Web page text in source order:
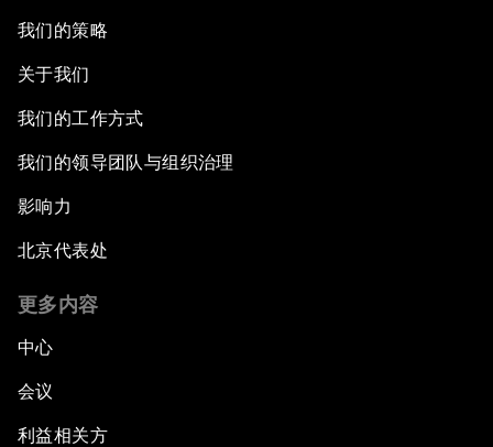
我们的策略
关于我们
我们的工作方式
我们的领导团队与组织治理
影响力
北京代表处
更多内容
中心
会议
利益相关方